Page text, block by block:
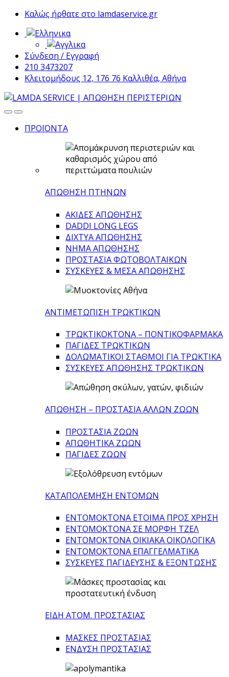
Skip
navigation
Skip
content
Καλώς ήρθατε στο lamdaservice.gr
Σύνδεση / Εγγραφή
210 3473207
Κλειτομήδους 12, 176 76 Καλλιθέα, Αθήνα
ΠΡΟΪΟΝΤΑ
ΑΠΩΘΗΣΗ ΠΤΗΝΩΝ
ΑΚΙΔΕΣ ΑΠΩΘΗΣΗΣ
DADDI LONG LEGS
ΔΙΧΤΥΑ ΑΠΩΘΗΣΗΣ
ΝΗΜΑ ΑΠΩΘΗΣΗΣ
ΠΡΟΣΤΑΣΙΑ ΦΩΤΟΒΟΛΤΑΙΚΩΝ
ΣΥΣΚΕΥΕΣ & ΜΕΣΑ ΑΠΩΘΗΣΗΣ
ΑΝΤΙΜΕΤΩΠΙΣΗ ΤΡΩΚΤΙΚΩΝ
ΤΡΩΚΤΙΚΟΚΤΟΝΑ – ΠΟΝΤΙΚΟΦΑΡΜΑΚA
ΠΑΓΙΔΕΣ ΤΡΩΚΤΙΚΩΝ
ΔΟΛΩΜΑΤΙΚΟΙ ΣΤΑΘΜΟΙ ΓΙΑ ΤΡΩΚΤΙΚΑ
ΣΥΣΚΕΥΕΣ ΑΠΩΘΗΣΗΣ ΤΡΩΚΤΙΚΩΝ
ΑΠΩΘΗΣΗ – ΠΡΟΣΤΑΣΙΑ ΑΛΛΩΝ ΖΩΩΝ
ΠΡΟΣΤΑΣΙΑ ΖΩΩΝ
ΑΠΩΘΗΤΙΚΑ ΖΩΩΝ
ΠΑΓΙΔΕΣ ΖΩΩΝ
ΚΑΤΑΠΟΛΕΜΗΣΗ ΕΝΤΟΜΩΝ
ΕΝΤΟΜΟΚΤΟΝΑ ΕΤΟΙΜΑ ΠΡΟΣ ΧΡΗΣΗ
ΕΝΤΟΜΟΚΤΟΝΑ ΣΕ ΜΟΡΦΗ ΤΖΕΛ
ΕΝΤΟΜΟΚΤΟΝΑ ΟΙΚΙΑΚΑ ΟΙΚΟΛΟΓΙΚΑ
ΕΝΤΟΜΟΚΤΟΝΑ ΕΠΑΓΓΕΛΜΑΤΙΚΑ
ΣΥΣΚΕΥΕΣ ΠΑΓΙΔΕΥΣΗΣ & ΕΞΟΝΤΩΣΗΣ
ΕΙΔΗ ΑΤΟΜ. ΠΡΟΣΤΑΣΙΑΣ
ΜΑΣΚΕΣ ΠΡΟΣΤΑΣΙΑΣ
ΕΝΔΥΣΗ ΠΡΟΣΤΑΣΙΑΣ